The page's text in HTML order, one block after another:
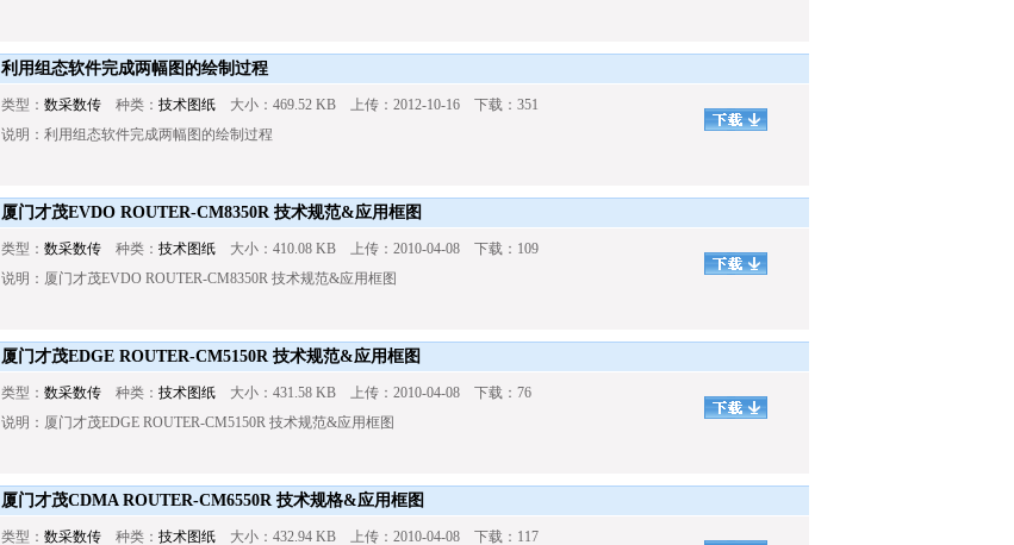
利用组态软件完成两幅图的绘制过程
类型： 数采数传 种类： 技术图纸 大小：469.52 KB 上传：2012-10-16 下载：351
说明：利用组态软件完成两幅图的绘制过程
厦门才茂EVDO ROUTER-CM8350R 技术规范&应用框图
类型： 数采数传 种类： 技术图纸 大小：410.08 KB 上传：2010-04-08 下载：109
说明：厦门才茂EVDO ROUTER-CM8350R 技术规范&应用框图
厦门才茂EDGE ROUTER-CM5150R 技术规范&应用框图
类型： 数采数传 种类： 技术图纸 大小：431.58 KB 上传：2010-04-08 下载：76
说明：厦门才茂EDGE ROUTER-CM5150R 技术规范&应用框图
厦门才茂CDMA ROUTER-CM6550R 技术规格&应用框图
类型： 数采数传 种类： 技术图纸 大小：432.94 KB 上传：2010-04-08 下载：117